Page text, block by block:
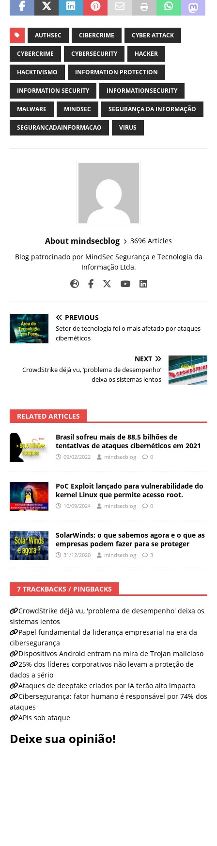
AUTHSEC CIBERCRIME CYBER ATTACK
CYBERCRIME CYBERSECURITY HACKER
HACKTIVISMO INFORMATION PROTECTION
INFORMATION SECURITY INFORMATIONSECURITY
MALWARE MINDSEC SEGURANÇA DA INFORMAÇÃO
SEGURANCADAINFORMACAO VIRUS
About mindsecblog
3696 Articles
Blog patrocinado por MindSec Segurança e Tecnologia da
Informação Ltda.
PREVIOUS
Setor de tecnologia foi o mais afetado por ataques
cibernéticos
NEXT
CrowdStrike déjà vu, ‘problema de desempenho’
deixa os sistemas lentos
RELATED ARTICLES
Brasil sofreu mais de 88,5 bilhões de
tentativas de ataques cibernéticos em 2021
09/02/2022 mindsecblog 0
PoC Exploit lançado para vulnerabilidade do
kernel Linux que permite acesso root.
10/09/2024 mindsecblog 0
SolarWinds: o que sabemos agora e o que as
empresas podem fazer para se proteger
31/12/2020 mindsecblog 3
7 TRACKBACKS / PINGBACKS
CrowdStrike déjà vu, 'problema de desempenho' deixa os
sistemas lentos
Papel fundamental da liderança empresarial na era da
cibersegurança
Dispositivos Android entram na mira de Trojan malicioso
25% dos líderes corporativos não levam a proteção de
dados a sério
Ataques de deepfake criados por IA terão alto impacto
Cibersegurança: fator humano é responsável por 74% dos
ataques
APIs sob ataque
Deixe sua opinião!